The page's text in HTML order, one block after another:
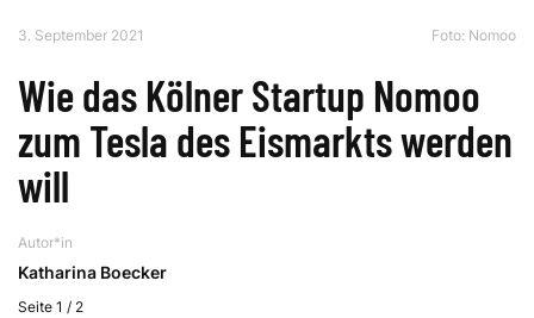
3. September 2021 Foto: Nomoo
Wie das Kölner Startup Nomoo
zum Tesla des Eismarkts werden
will
Autor*in
Katharina Boecker
Seite 1 / 2